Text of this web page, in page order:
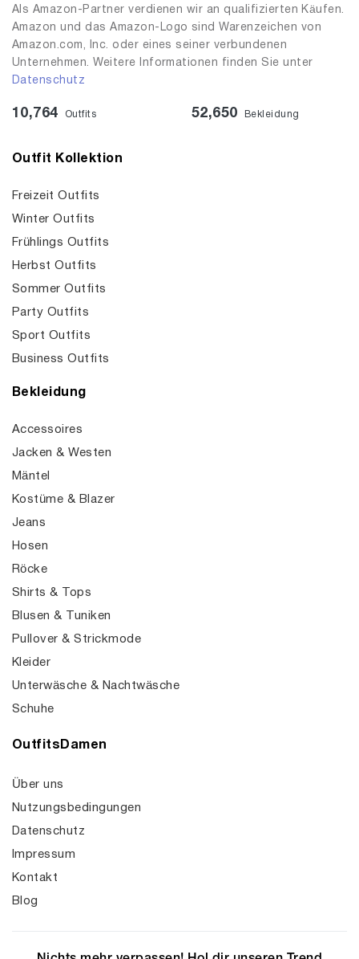
Als Amazon-Partner verdienen wir an qualifizierten Käufen.
Amazon und das Amazon-Logo sind Warenzeichen von
Amazon.com, Inc. oder eines seiner verbundenen
Unternehmen. Weitere Informationen finden Sie unter
Datenschutz
10,764 Outfits 52,650 Bekleidung
Outfit Kollektion
Freizeit Outfits
Winter Outfits
Frühlings Outfits
Herbst Outfits
Sommer Outfits
Party Outfits
Sport Outfits
Business Outfits
Bekleidung
Accessoires
Jacken & Westen
Mäntel
Kostüme & Blazer
Jeans
Hosen
Röcke
Shirts & Tops
Blusen & Tuniken
Pullover & Strickmode
Kleider
Unterwäsche & Nachtwäsche
Schuhe
OutfitsDamen
Über uns
Nutzungsbedingungen
Datenschutz
Impressum
Kontakt
Blog